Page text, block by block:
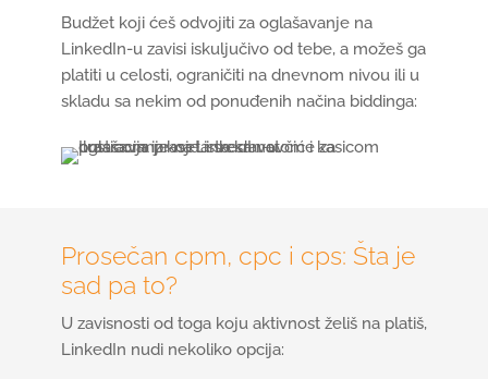
Budžet koji ćeš odvojiti za oglašavanje na
LinkedIn-u zavisi iskuljučivo od tebe, a možeš ga
platiti u celosti, ograničiti na dnevnom nivou ili u
skladu sa nekim od ponuđenih načina biddinga:
Prosečan cpm, cpc i cps: Šta je
sad pa to?
U zavisnosti od toga koju aktivnost želiš na platiš,
LinkedIn nudi nekoliko opcija: